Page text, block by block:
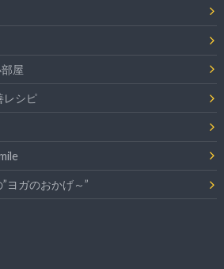
屋
レシピ
ヨガのおかげ～”